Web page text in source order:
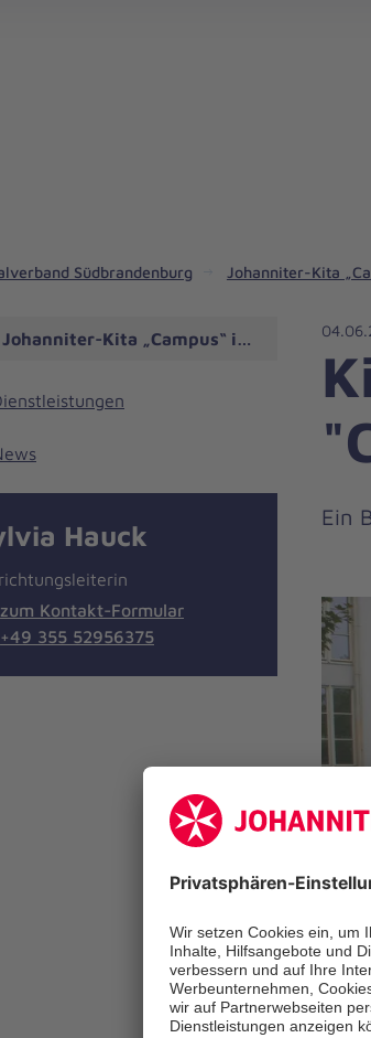
Südbrandenburg Johanniter-Kita
Ein
Johanniter-Kita „Campus“ in Cottbus
Hauck
zum Kontakt-Formular
+49 355 52956375